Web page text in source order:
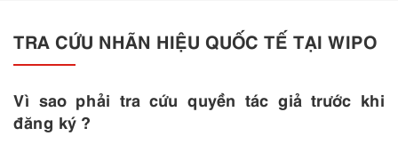
TRA CỨU NHÃN HIỆU QUỐC TẾ TẠI WIPO
Vì sao phải tra cứu quyền tác giả trước khi
đăng ký ?